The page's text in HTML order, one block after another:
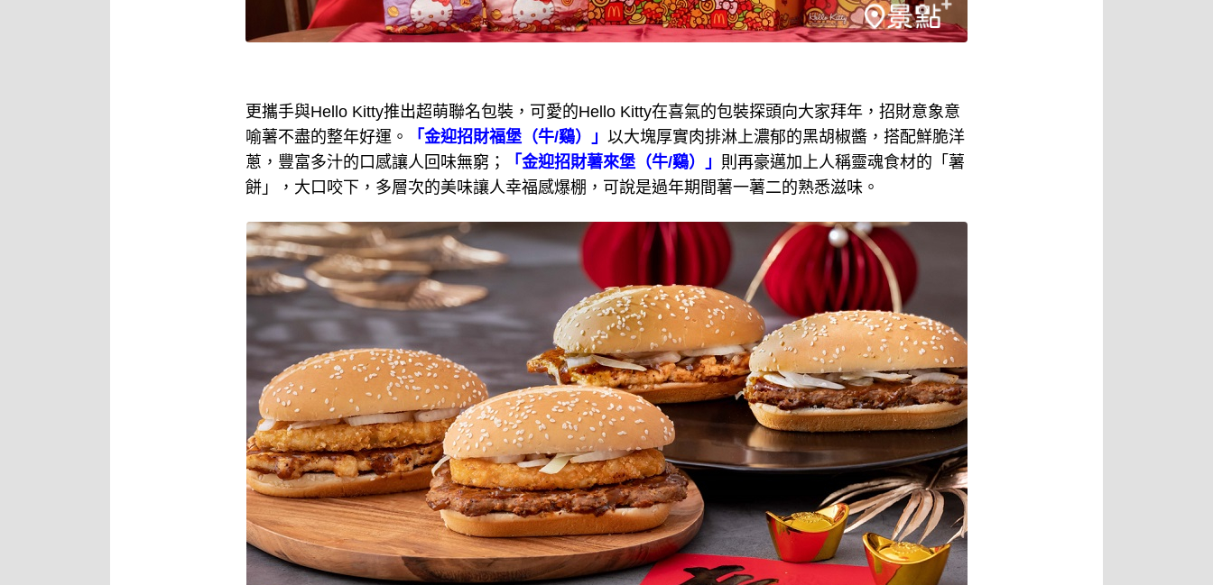
更攜手與Hello Kitty推出超萌聯名包裝，可愛的Hello Kitty在喜氣的包裝探頭向大家拜年，招財意象意
喻薯不盡的整年好運。
「金迎招財福堡（牛/鷄）」 以大塊厚實肉排淋上濃郁的黑胡椒醬，搭配鮮脆洋
蔥，豐富多汁的口感讓人回味無窮；
「金迎招財薯來堡（牛/鷄）」 則再豪邁加上人稱靈魂食材的「薯
餅」，大口咬下，多層次的美味讓人幸福感爆棚，可說是過年期間薯一薯二的熟悉滋味。